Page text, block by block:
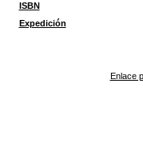
ISBN
Expedición
Enlace